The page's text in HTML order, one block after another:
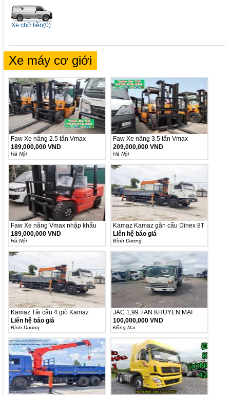
Xe chở tiền(0)
Xe máy cơ giới
Faw Xe nâng 2.5 tấn Vmax
model...
189,000,000 VND
Hà Nội
Faw Xe nâng 3.5 tấn Vmax
model...
209,000,000 VND
Hà Nội
Faw Xe nâng Vmax nhập khẩu
189,000,000 VND
Hà Nội
Kamaz Kamaz gắn cẩu Dinex 8T
Liên hệ báo giá
Bình Dương
Kamaz Tải cẩu 4 giò Kamaz
6540...
Liên hệ báo giá
Bình Dương
JAC 1,99 TẤN KHUYÊN MẠI
25TR...
100,000,000 VND
Ðồng Nai